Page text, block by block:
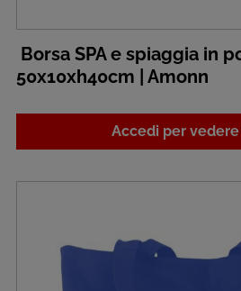
Borsa SPA e spiaggia in
50x10xh40cm | Amonn
Accedi per vedere